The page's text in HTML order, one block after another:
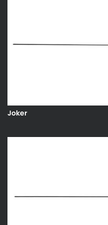
Joker